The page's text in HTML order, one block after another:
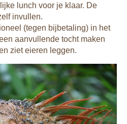
lunch voor je klaar. De
invullen.
(tegen bijbetaling) in het
aanvullende tocht maken
ziet eieren leggen.